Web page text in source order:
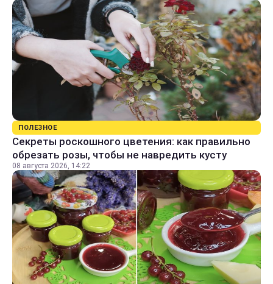
ПОЛЕЗНОЕ
Секреты роскошного цветения: как правильно
обрезать розы, чтобы не навредить кусту
08 августа 2026, 14:22